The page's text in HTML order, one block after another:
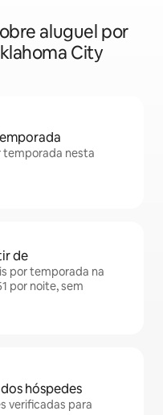
aluguel por
City
temporada nesta
de
por temporada na
por noite, sem
hóspedes
verificadas para